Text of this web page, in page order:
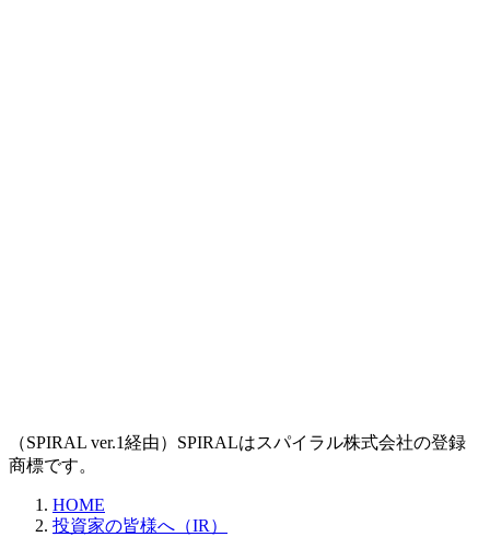
（SPIRAL ver.1経由）SPIRALはスパイラル株式会社の登録
商標です。
HOME
投資家の皆様へ（IR）